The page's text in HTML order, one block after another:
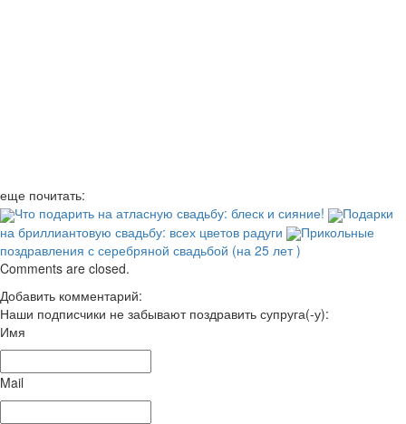
еще почитать:
Что подарить на атласную свадьбу: блеск и сияние!
Подарки
на бриллиантовую свадьбу: всех цветов радуги
Прикольные
поздравления с серебряной свадьбой (на 25 лет )
Comments are closed.
Добавить комментарий:
Наши подписчики не забывают поздравить супруга(-у):
Имя
Mail